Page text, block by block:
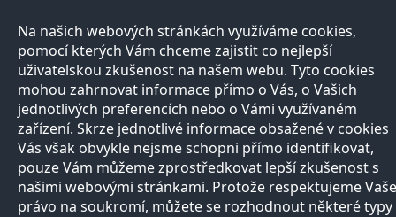
Na našich webových stránkách využíváme cookies,
pomocí kterých Vám chceme zajistit co nejlepší
uživatelskou zkušenost na našem webu. Tyto cookies
mohou zahrnovat informace přímo o Vás, o Vašich
jednotlivých preferencích nebo o Vámi využívaném
zařízení. Skrze jednotlivé informace obsažené v cookies
Vás však obvykle nejsme schopni přímo identifikovat,
pouze Vám můžeme zprostředkovat lepší zkušenost s
našimi webovými stránkami. Protože respektujeme Vaše
právo na soukromí, můžete se rozhodnout některé typy